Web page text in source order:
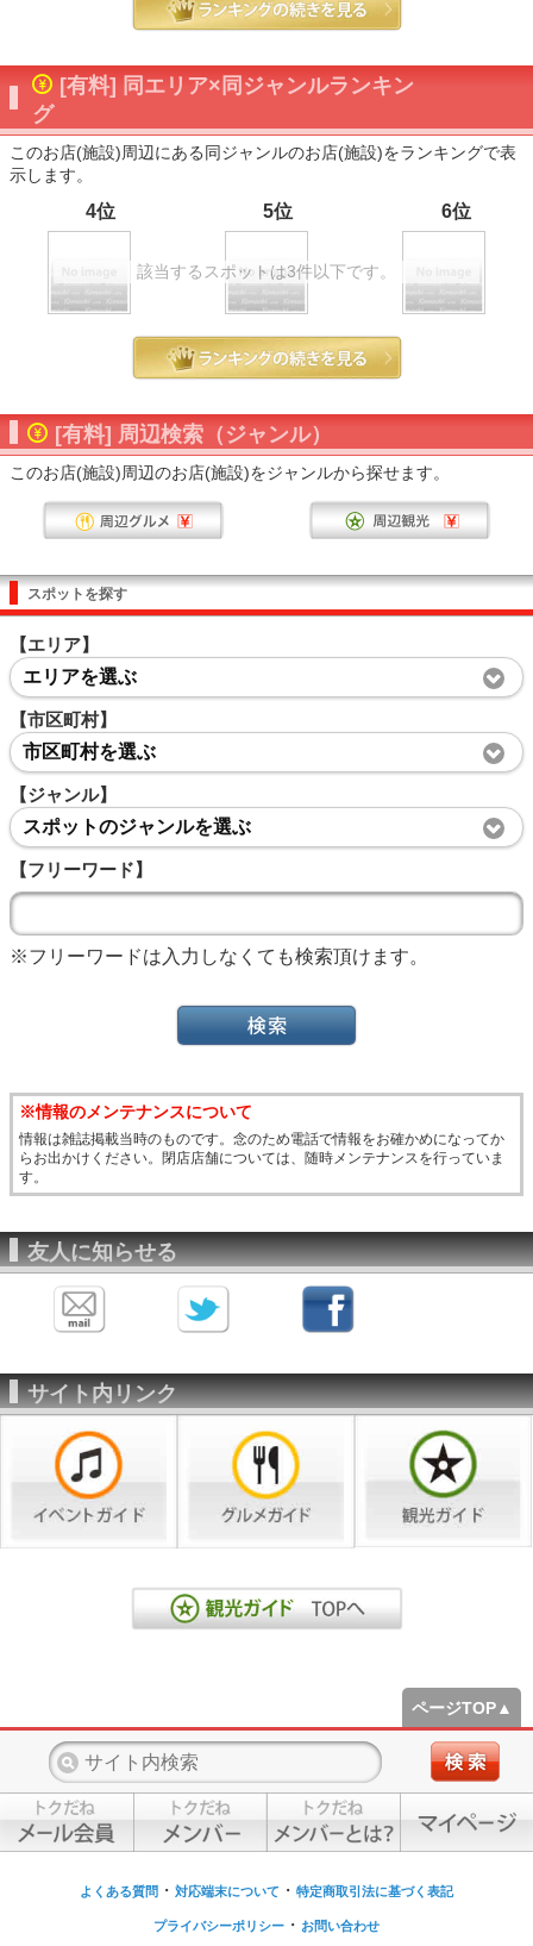
[有料] 同エリア×同ジャンルランキン
グ
このお店(施設)周辺にある同ジャンルのお店(施設)をランキングで表
示します。
4位 5位 6位
該当するスポットは3件以下です。
[有料] 周辺検索（ジャンル）
このお店(施設)周辺のお店(施設)をジャンルから探せます。
スポットを探す
【エリア】
エリアを選ぶ
【市区町村】
市区町村を選ぶ
【ジャンル】
スポットのジャンルを選ぶ
【フリーワード】
※フリーワードは入力しなくても検索頂けます。
※情報のメンテナンスについて
情報は雑誌掲載当時のものです。念のため電話で情報をお確かめになってか
らお出かけください。閉店店舗については、随時メンテナンスを行っていま
す。
友人に知らせる
サイト内リンク
ページTOP▲
よくある質問 ・ 対応端末について ・ 特定商取引法に基づく表記
プライバシーポリシー ・ お問い合わせ